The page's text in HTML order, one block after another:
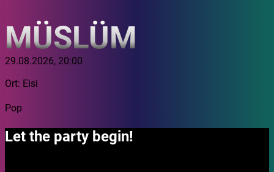
MÜSLÜM
29.08.2026, 20:00
Ort: Eisi
Pop
Let the party begin!